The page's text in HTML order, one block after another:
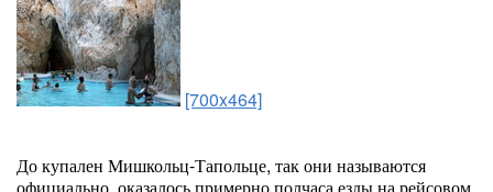
[700x464]
До купален Мишкольц-Тапольце, так они называются